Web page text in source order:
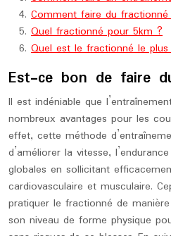
Comment faire du
Quel fractionné pour 5km ?
Quel est le fractionné le
Est-ce bon de faire
Il est indéniable que
nombreux avantages pour les
effet, cette méthode
d’améliorer la vitesse,
globales en sollicitant
cardiovasculaire et musculaire.
pratiquer le fractionné de
son niveau de forme physique